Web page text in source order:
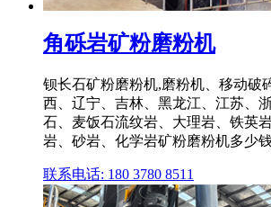
角砾岩矿粉磨粉机
钡长石矿粉磨粉机,磨粉机、移动破
西、辽宁、吉林、黑龙江、江苏、
石、麦饭石流纹岩、大理岩、铁英
岩、砂岩、化学岩矿粉磨粉机多少
联系电话: 180 3780 8511